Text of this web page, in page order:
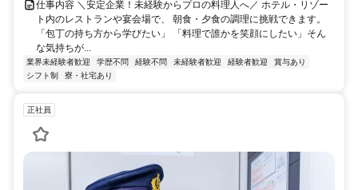
仕事内容 ＼安定企業！未経験からプロの料理人へ／ ホテル・リゾー
ト内のレストランや宴会場で、 朝食・夕食の調理に挑戦できます。
「包丁の持ち方から学びたい」 「料理で誰かを笑顔にしたい」そん
な気持ちが...
業界未経験者歓迎 学歴不問 経験不問 未経験者歓迎 経験者歓迎
賞与あり
シフト制
寮・社宅あり
正社員